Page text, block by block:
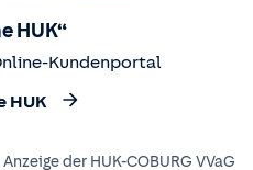
HUK“
Kundenportal
HUK
Anzeige der HUK-COBURG VVaG